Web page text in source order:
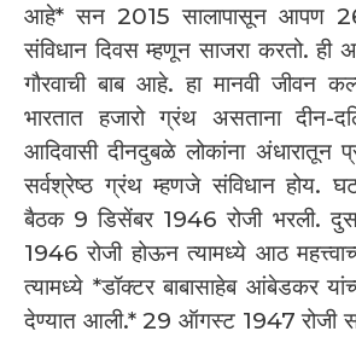
आहे* सन 2015 सालापासून आपण 26
संविधान दिवस म्हणून साजरा करतो.
गौरवाची बाब आहे. हा मानवी जीवन
भारतात हजारो ग्रंथ असताना दीन-
आदिवासी दीनदुबळे लोकांना अंधारातून
सर्वश्रेष्ठ ग्रंथ म्हणजे संविधान होय.
बैठक 9 डिसेंबर 1946 रोजी भरली.
1946 रोजी होऊन त्यामध्ये आठ
त्यामध्ये *डॉक्टर बाबासाहेब आंबेडकर
देण्यात आली.* 29 ऑगस्ट 1947 रोजी